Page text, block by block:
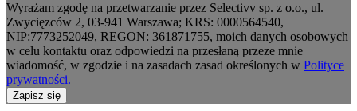
Wyrażam zgodę na przetwarzanie przez Selectivv sp. z o.o., ul.
Zwycięzców 2, 03-941 Warszawa; KRS: 0000564540,
NIP:7773252049, REGON: 361871755, moich danych osobowych
w celu kontaktu oraz odpowiedzi na przesłaną przeze mnie
wiadomość, w zgodzie i na zasadach zasad określonych w Polityce
prywatności.
Zapisz się